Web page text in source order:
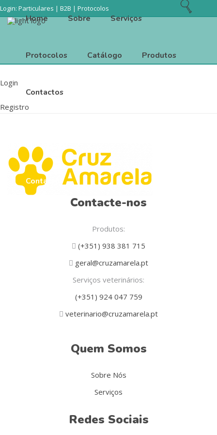
Login: Particulares | B2B | Protocolos
Home
Contactos
Home Sobre Serviços
Protocolos Catálogo Produtos
Contactos
Login
Registro
Contacte-nos
Produtos:
(+351) 938 381 715
geral@cruzamarela.pt
Serviços veterinários:
(+351) 924 047 759
veterinario@cruzamarela.pt
Quem Somos
Sobre Nós
Serviços
Redes Sociais